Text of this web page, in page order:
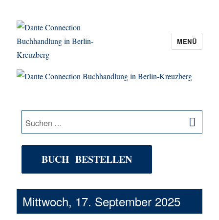
Dante Connection Buchhandlung in
MENÜ
Suche
nach:
BUCH BESTELLEN
Mittwoch, 17. September 2025